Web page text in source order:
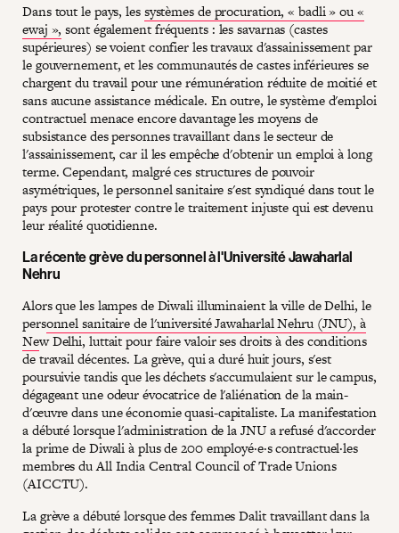
Dans tout le pays, lessystèmes de procuration, « badli » ou «
ewaj », sont également fréquents : les savarnas (castes
supérieures) se voient confier les travaux d'assainissement par
le gouvernement, et les communautés de castes inférieures se
chargent du travail pour une rémunération réduite de moitié et
sans aucune assistance médicale. En outre, le système d'emploi
contractuel menace encore davantage les moyens de
subsistance des personnes travaillant dans le secteur de
l'assainissement, car il les empêche d'obtenir un emploi à long
terme. Cependant, malgré ces structures de pouvoir
asymétriques, le personnel sanitaire s'est syndiqué dans tout le
pays pour protester contre le traitement injuste qui est devenu
leur réalité quotidienne.
La récente grève du personnel à l'Université Jawaharlal
Nehru
Alors que les lampes de Diwali illuminaient la ville de Delhi, le
personnel sanitaire de l'université Jawaharlal Nehru (JNU), à
New Delhi, luttait pour faire valoir ses droits à des conditions
de travail décentes. La grève, qui a duré huit jours, s'est
poursuivie tandis que les déchets s'accumulaient sur le campus,
dégageant une odeur évocatrice de l'aliénation de la main-
d'œuvre dans une économie quasi-capitaliste. La manifestation
a débuté lorsque l'administration de la JNU a refusé d'accorder
la prime de Diwali à plus de 200 employé·e·s contractuel·les
membres du All India Central Council of Trade Unions
(AICCTU).
La grève a débuté lorsque des femmes Dalit travaillant dans la